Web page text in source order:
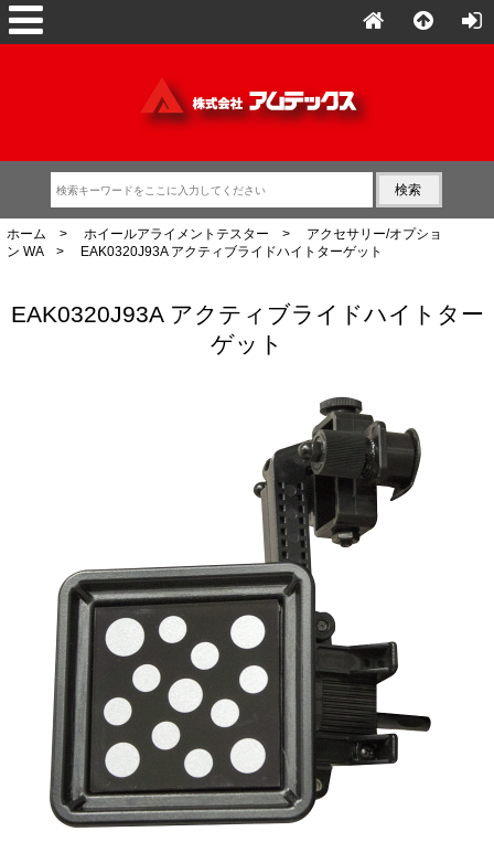
ホーム > ホイールアライメントテスター > アクセサリー/オプショ
ン WA> EAK0320J93A アクティブライドハイトターゲット
EAK0320J93A アクティブライドハイトター
ゲット